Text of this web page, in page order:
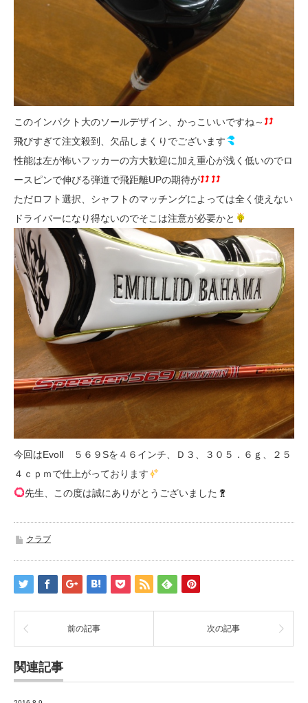
このインパクト大のソールデザイン、かっこいいですね～
飛びすぎて注文殺到、欠品しまくりでございます
性能は左が怖いフッカーの方大歓迎に加え重心が浅く低いのでロ
ースピンで伸びる弾道で飛距離UPの期待が
ただロフト選択、シャフトのマッチングによっては全く使えない
ドライバーになり得ないのでそこは注意が必要かと
今回はEvoⅡ ５６９Sを４６インチ、Ｄ３、３０５．６ｇ、２５
４ｃｐｍで仕上がっております
先生、この度は誠にありがとうございました
クラブ
前の記事 次の記事
関連記事